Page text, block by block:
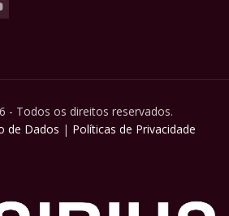
- Todos os direitos reservados.
de Dados | Políticas de Privacidade